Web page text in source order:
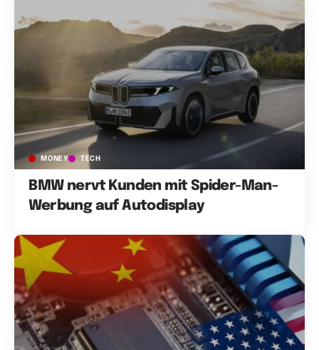
MONEY TECH
BMW nervt Kunden mit Spider-Man-
Werbung auf Autodisplay